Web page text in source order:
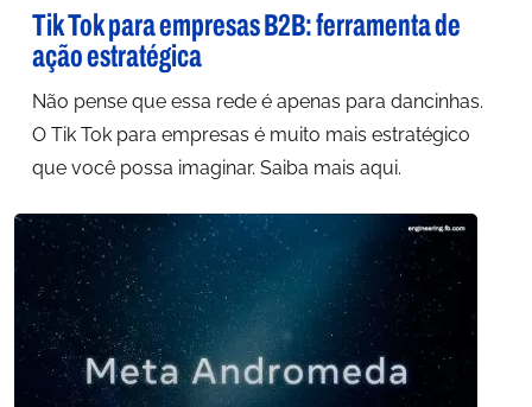
Tik Tok para empresas B2B: ferramenta de
ação estratégica
Não pense que essa rede é apenas para dancinhas.
O Tik Tok para empresas é muito mais estratégico
que você possa imaginar. Saiba mais aqui.